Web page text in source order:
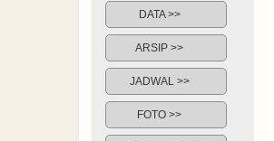
DATA >>
ARSIP >>
JADWAL >>
FOTO >>